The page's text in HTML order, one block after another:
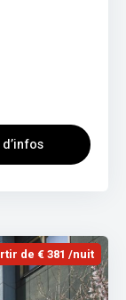
de € 381 /nuit